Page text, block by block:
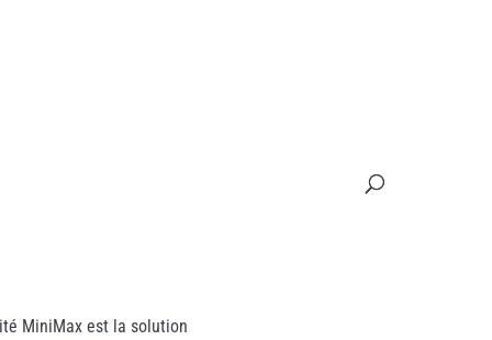
MiniMax est la solution